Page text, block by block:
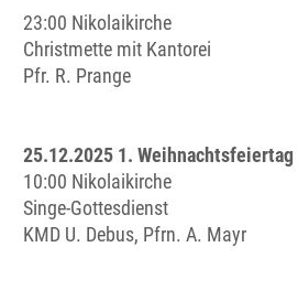
23:00 Nikolaikirche
Christmette mit Kantorei
Pfr. R. Prange
25.12.2025 1. Weihnachtsfeiertag
10:00 Nikolaikirche
Singe-Gottesdienst
KMD U. Debus, Pfrn. A. Mayr